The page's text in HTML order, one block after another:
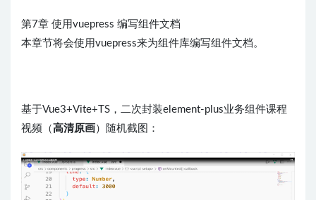
第7章 使用vuepress 编写组件文档
本章节将会使用vuepress来为组件库编写组件文档。
基于Vue3+Vite+TS，二次封装element-plus业务组件课程
视频（ 高清原画）随机截图：